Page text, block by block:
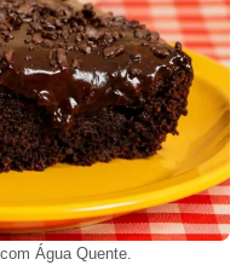
Água Quente.